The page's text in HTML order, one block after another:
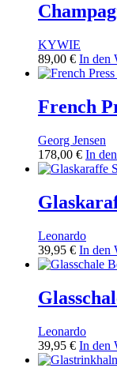
KYWIE
89,00 € In den
French
Georg Jensen
178,00 € In
Leonardo
39,95 € In den
Leonardo
39,95 € In den